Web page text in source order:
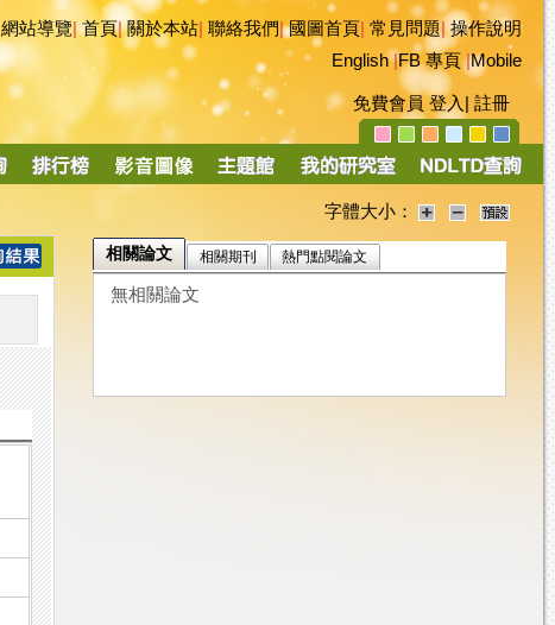
網站導覽|首頁|關於本站 聯絡我們|國圖首頁 常見問題|操作說明
English|FB 專頁|Mobile
免費會員 登入 註冊
字體大小：
相關論文 相關期刊 熱門點閱論文
無相關論文